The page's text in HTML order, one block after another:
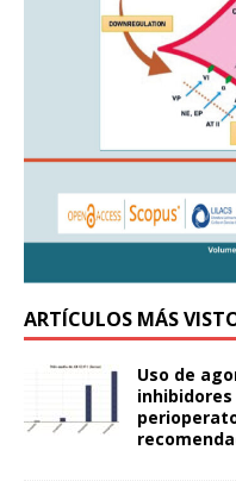
ARTÍCULOS MÁS
Uso de
inhibidores